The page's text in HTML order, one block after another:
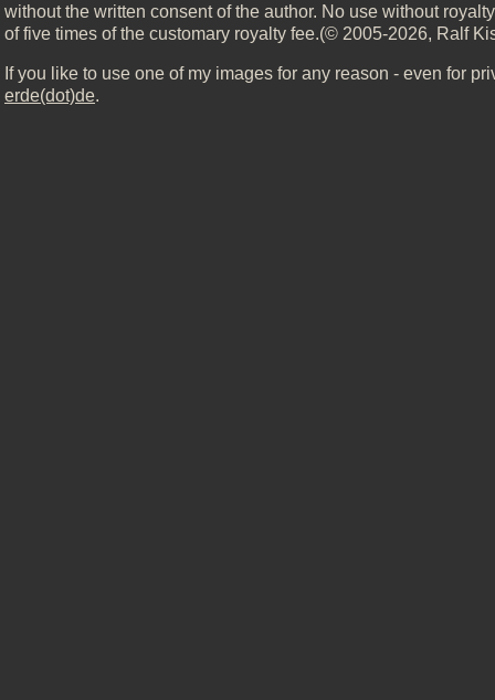
without the written consent of the author. No use without
of five times of the customary royalty fee.(© 2005-2026, Ralf
If you like to use one of my images for any reason - even for
erde(dot)de.